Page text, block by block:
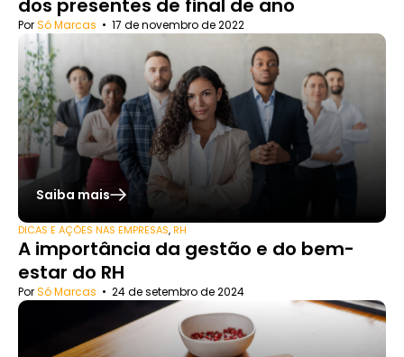
PorSó Marcas • 17 de novembro de 2022
Saiba mais
DICAS E AÇÕES NAS EMPRESAS,RH
A importância da gestão e do bem-
estar do RH
PorSó Marcas • 24 de setembro de 2024